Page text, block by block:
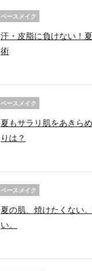
ベースメイク
汗・皮脂に負けない！
術
ベースメイク
夏もサラリ肌をあきら
りは？
ベースメイク
夏の肌、焼けたくない
い。